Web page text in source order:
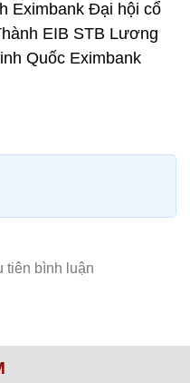
Eximbank Đại hội cổ
EIB STB Lương
Quốc Eximbank